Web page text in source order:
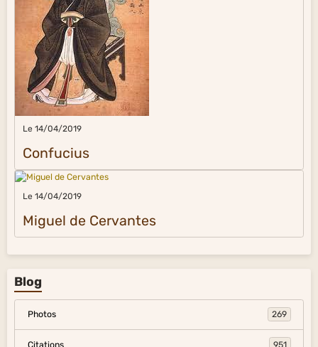
Le 14/04/2019
Confucius
Le 14/04/2019
Miguel de Cervantes
Blog
Photos 269
Citations 951